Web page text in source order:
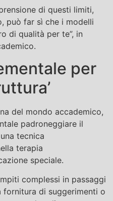
di questi limiti,
può far sì che i modelli
di qualità per te”, in
per
del mondo accademico,
padroneggiare il
tecnica
terapia
speciale.
complessi in passaggi
di suggerimenti o